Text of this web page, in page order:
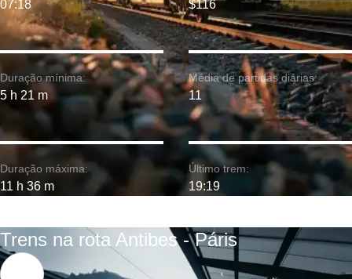
Duração mínima:
5 h 21 m
07:18
Duração máxima:
11 h 36 m
$116
Média de partidas diárias:
11
Último trem:
19:19
Trens na rota Antibes - Páris